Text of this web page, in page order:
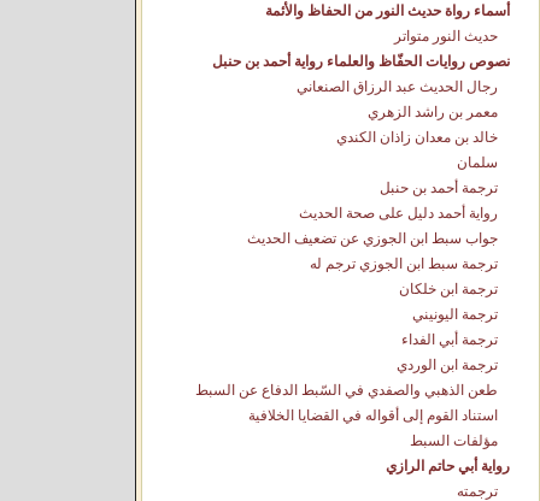
أسماء رواة حديث النور من الحفاظ والأئمة
حديث النور متواتر
نصوص روايات الحفّاظ والعلماء رواية أحمد بن حنبل
رجال الحديث عبد الرزاق الصنعاني
معمر بن راشد الزهري
خالد بن معدان زاذان الكندي
سلمان
ترجمة أحمد بن حنبل
رواية أحمد دليل على صحة الحديث
جواب سبط ابن الجوزي عن تضعيف الحديث
ترجمة سبط ابن الجوزي ترجم له
ترجمة ابن خلكان
ترجمة اليونيني
ترجمة أبي الفداء
ترجمة ابن الوردي
طعن الذهبي والصفدي في السّبط الدفاع عن السبط
استناد القوم إلى أقواله في القضايا الخلافية
مؤلفات السبط
رواية أبي حاتم الرازي
ترجمته